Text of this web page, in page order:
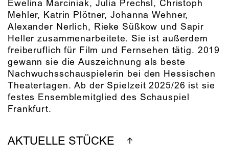
Ewelina Marciniak, Julia Prechsl, Christoph
Mehler, Katrin Plötner, Johanna Wehner,
Alexander Nerlich, Rieke Süßkow und Sapir
Heller zusammenarbeitete. Sie ist außerdem
freiberuflich für Film und Fernsehen tätig. 2019
gewann sie die Auszeichnung als beste
Nachwuchsschauspielerin bei den Hessischen
Theatertagen. Ab der Spielzeit 2025/26 ist sie
festes Ensemblemitglied des Schauspiel
Frankfurt.
AKTUELLE STÜCKE